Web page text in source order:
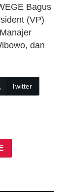
Bagus
(VP)
dan
Twitter